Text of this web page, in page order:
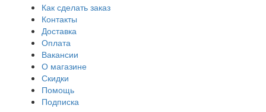
Как сделать заказ
Контакты
Доставка
Оплата
Вакансии
О магазине
Скидки
Помощь
Подписка